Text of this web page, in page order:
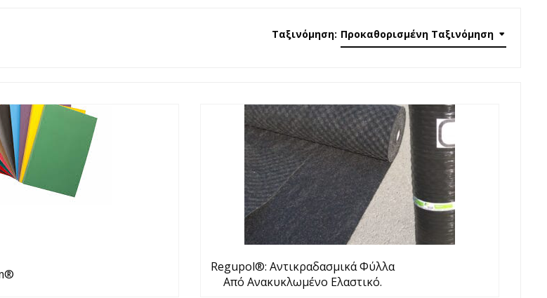
Ταξινόμηση: Προκαθορισμένη Ταξινόμηση
Regupol®: Αντικραδασμικά Φύλλα
Από Ανακυκλωμένο Ελαστικό.